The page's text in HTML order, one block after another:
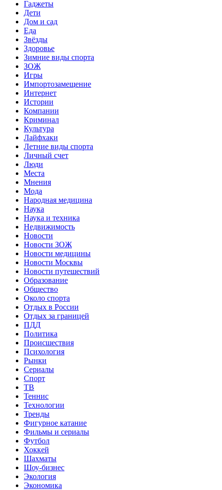
Гаджеты
Дети
Дом и сад
Еда
Звёзды
Здоровье
Зимние виды спорта
ЗОЖ
Игры
Импортозамещение
Интернет
Истории
Компании
Криминал
Культура
Лайфхаки
Летние виды спорта
Личный счет
Люди
Места
Мнения
Мода
Народная медицина
Наука
Наука и техника
Недвижимость
Новости
Новости ЗОЖ
Новости медицины
Новости Москвы
Новости путешествий
Образование
Общество
Около спорта
Отдых в России
Отдых за границей
ПДД
Политика
Происшествия
Психология
Рынки
Сериалы
Спорт
ТВ
Теннис
Технологии
Тренды
Фигурное катание
Фильмы и сериалы
Футбол
Хоккей
Шахматы
Шоу-бизнес
Экология
Экономика